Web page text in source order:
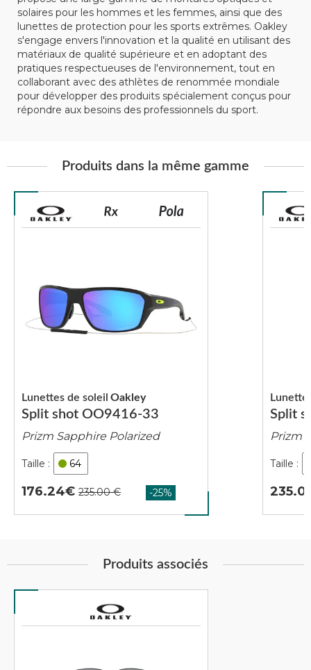
solaires pour les hommes et les femmes, ainsi que des
lunettes de protection pour les sports extrêmes. Oakley
s'engage envers l'innovation et la qualité en utilisant des
matériaux de qualité supérieure et en adoptant des
pratiques respectueuses de l'environnement, tout en
collaborant avec des athlètes de renommée mondiale
pour développer des produits spécialement conçus pour
répondre aux besoins des professionnels du sport.
Produits dans la même gamme
Split shot OO9416-33
Lunettes de soleil Oakley
Prizm Sapphire Polarized
64
176.24
Split
Prizm
Produits associés